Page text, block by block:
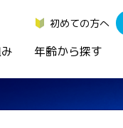
初めての方へ
年齢から探す